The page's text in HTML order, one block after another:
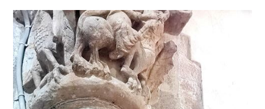
#ARVI
AMIGOS
CONTACTO